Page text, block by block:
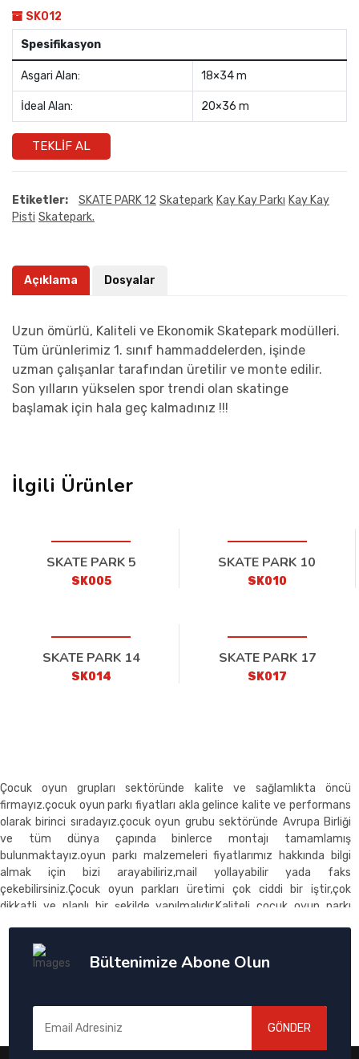
SK012
Spesifikasyon
Asgari Alan: 18×34 m
İdeal Alan: 20×36 m
TEKLIF AL
Etiketler: SKATE PARK 12 Skatepark Kay Kay Parkı Kay Kay
Pisti Skatepark.
Açıklama Dosyalar
Uzun ömürlü, Kaliteli ve Ekonomik Skatepark modülleri.
Tüm ürünlerimiz 1. sınıf hammaddelerden, işinde
uzman çalışanlar tarafından üretilir ve monte edilir.
Son yılların yükselen spor trendi olan skatinge
başlamak için hala geç kalmadınız !!!
İlgili Ürünler
SKATE PARK 5
SK005
SKATE PARK 10
SK010
SKATE PARK 14
SK014
SKATE PARK 17
SK017
Çocuk oyun grupları sektöründe kalite ve sağlamlıkta öncü
firmayız.çocuk oyun parkı fiyatları akla gelince kalite ve performans
olarak birinci sıradayız.çocuk oyun grubu sektöründe Avrupa Birliği
ve tüm dünya çapında binlerce montajı tamamlamış
bulunmaktayız.oyun parkı malzemeleri fiyatlarımız hakkında bilgi
almak için bizi arayabiliriz,mail yollayabilir yada faks
çekebilirsiniz.Çocuk oyun parkları üretimi çok ciddi bir iştir,çok
dikkatli ve planlı bir şekilde yapılmalıdır.Kaliteli çocuk oyun parkı
devam ettiremlidir.Çocuk oyun parkı fiyatı alırken kalite,uzun
ömürlülük ve firma backgrounduna dikkat edilmelidir.Çoçuk oyun
sınıf malzemeden ve birinci sınıf işçilik ile üretilir. ahşap oyun alanı
çocuklar için en sağlıklı ve en doğal olanıdır.çocuk oyun malzemeleri
Bültenimize Abone Olun
GÖNDER